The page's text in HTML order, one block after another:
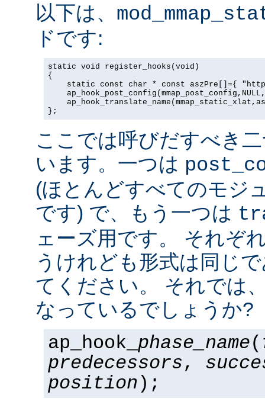
以下は、
ドです:
static void register_hooks(void)
{
static const char * const aszPre[]={
};
ここでは呼びだすべき
います。一つは
(ほとんどすべてのモジ
です) で、もう一つは
ェーズ用です。 それぞ
うけれども形式は同じ
てください。 それでは
なっているでしょうか?
ap_hook_ phase_name(
predecessors,
position );